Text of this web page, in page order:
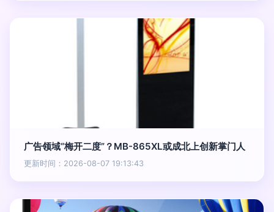
广告领域“梅开二度”？MB-865XL或成北上创新掌门人
更新时间：2026-08-07 19:13:43